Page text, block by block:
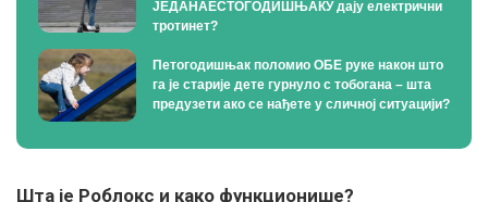
ЈЕДАНАЕСТОГОДИШЊАКУ дају електрични
тротинет?
Петогодишњак поломио ОБЕ руке након што
га је старије дете гурнуло с тобогана – шта
предузети ако се нађете у сличној ситуацији?
Шта је Роблокс и како функционише?